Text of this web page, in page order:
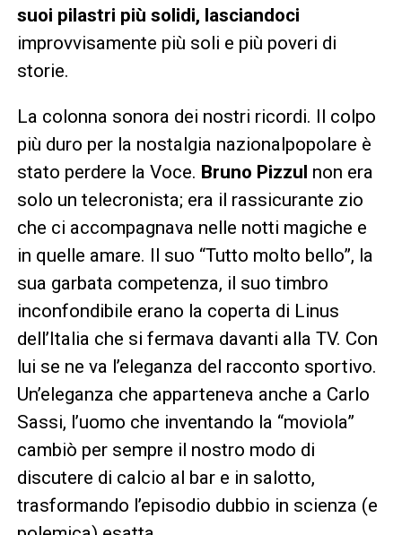
suoi pilastri più solidi, lasciandoci
improvvisamente più soli e più poveri di
storie.
La colonna sonora dei nostri ricordi. Il colpo
più duro per la nostalgia nazionalpopolare è
stato perdere la Voce. Bruno Pizzul non era
solo un telecronista; era il rassicurante zio
che ci accompagnava nelle notti magiche e
in quelle amare. Il suo “Tutto molto bello”, la
sua garbata competenza, il suo timbro
inconfondibile erano la coperta di Linus
dell’Italia che si fermava davanti alla TV. Con
lui se ne va l’eleganza del racconto sportivo.
Un’eleganza che apparteneva anche a Carlo
Sassi, l’uomo che inventando la “moviola”
cambiò per sempre il nostro modo di
discutere di calcio al bar e in salotto,
trasformando l’episodio dubbio in scienza (e